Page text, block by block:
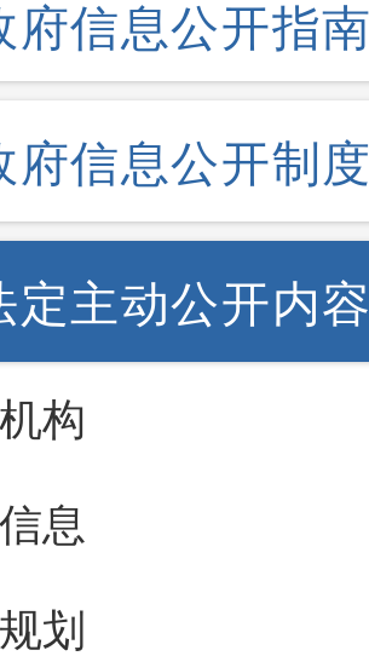
政府信息公开指
府信息公开制
定主动公开内
构
息
划